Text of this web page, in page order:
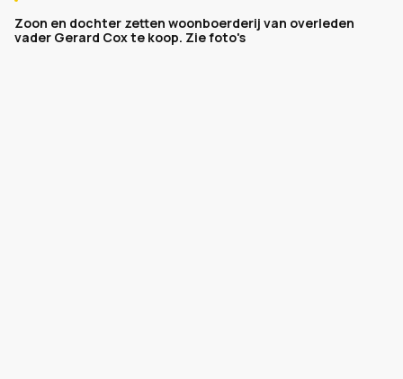
Zoon en dochter zetten woonboerderij van overleden
vader Gerard Cox te koop. Zie foto's